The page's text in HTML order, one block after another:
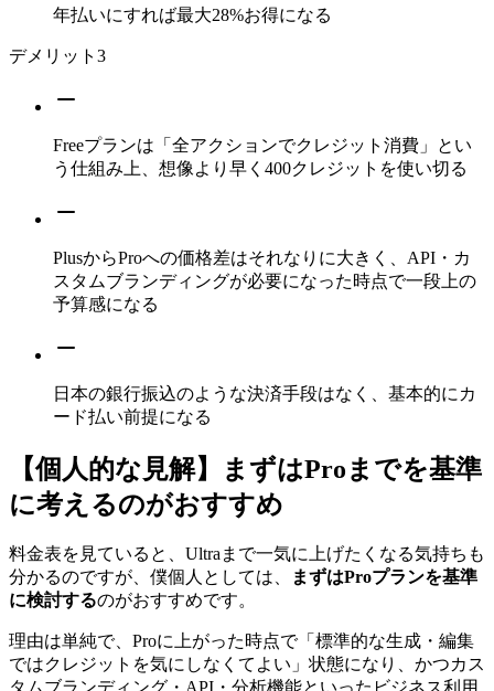
年払いにすれば最大28%お得になる
デメリット 3
Freeプランは「全アクションでクレジット消費」とい
う仕組み上、想像より早く400クレジットを使い切る
PlusからProへの価格差はそれなりに大きく、API・カ
スタムブランディングが必要になった時点で一段上の
予算感になる
日本の銀行振込のような決済手段はなく、基本的にカ
ード払い前提になる
【個人的な見解】まずはProまでを基準
に考えるのがおすすめ
料金表を見ていると、Ultraまで一気に上げたくなる気持ちも
分かるのですが、僕個人としては、
まずはProプランを基準
に検討するのがおすすめです。
理由は単純で、Proに上がった時点で「標準的な生成・編集
ではクレジットを気にしなくてよい」状態になり、かつカス